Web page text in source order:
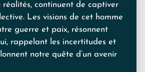
réalités, continuent de captiver
Les visions de cet homme
guerre et paix, résonnent
rappelant les incertitudes et
notre quête d’un avenir